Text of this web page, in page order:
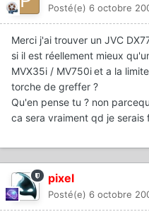
Posté(e) 6 octobre
Merci j'ai trouver un JVC
si il est réellement mieux
MVX35i / MV750iet a la
torche de greffer ?
Qu'en pense tu ? non
ca sera vraiment qd je serais
pixel
Posté(e) 6 octobre